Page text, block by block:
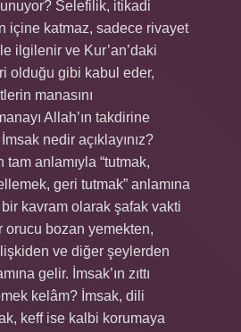
Selefilik, itikadi
içine katmaz, sadece rivayet
ilgilenir ve Kur’an’daki
olduğu gibi kabul eder,
manasını
Allah’ın takdirine
İmsak nedir açıklayınız?
anlamıyla “tutmak,
geri tutmak” anlamına
kavram olarak şafak vakti
orucu bozan yemekten,
ve diğer şeylerden
gelir. İmsak’ın zıttı
kelâm? İmsak, dili
keff ise kalbi korumaya